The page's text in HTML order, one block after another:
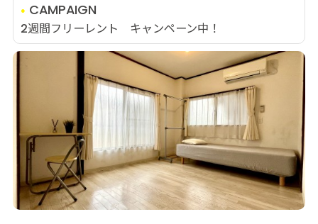
CAMPAIGN
2週間フリーレント キャンペーン中！